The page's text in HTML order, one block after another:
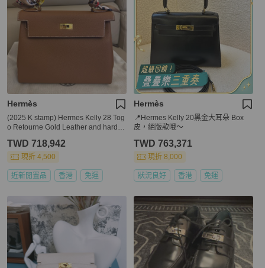
Hermès
(2025 K stamp) Hermes Kelly 28 Tog
o Retourne Gold Leather and hardw
TWD 718,942
現折 4,500
近新閒置品 香港 免運
Hermès
📍Hermes Kelly 20黑金大耳朵 Box
皮，絕版款哦～
TWD 763,371
現折 8,000
狀況良好 香港 免運